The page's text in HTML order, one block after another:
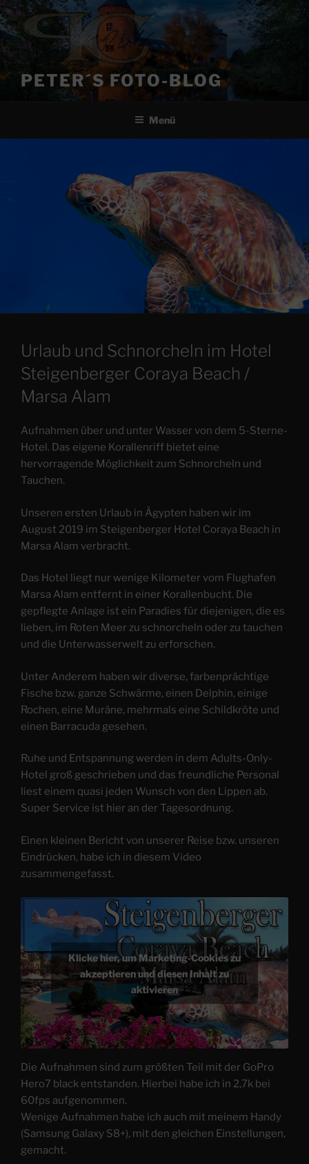
Zum
Inhalt
springen
PETER´S FOTO-BLOG
Menü
Urlaub und Schnorcheln im Hotel
Steigenberger Coraya Beach /
Marsa Alam
Aufnahmen über und unter Wasser von dem 5-Sterne-
Hotel. Das eigene Korallenriff bietet eine
hervorragende Möglichkeit zum Schnorcheln und
Tauchen.
Unseren ersten Urlaub in Ägypten haben wir im
August 2019 im Steigenberger Hotel Coraya Beach in
Marsa Alam verbracht.
Das Hotel liegt nur wenige Kilometer vom Flughafen
Marsa Alam entfernt in einer Korallenbucht. Die
gepflegte Anlage ist ein Paradies für diejenigen, die es
lieben, im Roten Meer zu schnorcheln oder zu tauchen
und die Unterwasserwelt zu erforschen.
Unter Anderem haben wir diverse, farbenprächtige
Fische bzw. ganze Schwärme, einen Delphin, einige
Rochen, eine Muräne, mehrmals eine Schildkröte und
einen Barracuda gesehen.
Ruhe und Entspannung werden in dem Adults-Only-
Hotel groß geschrieben und das freundliche Personal
liest einem quasi jeden Wunsch von den Lippen ab.
Super Service ist hier an der Tagesordnung.
Einen kleinen Bericht von unserer Reise bzw. unseren
Eindrücken, habe ich in diesem Video
zusammengefasst.
Klicke hier, um Marketing-Cookies zu
akzeptieren und diesen Inhalt zu
aktivieren
Die Aufnahmen sind zum größten Teil mit der GoPro
Hero7 black entstanden. Hierbei habe ich in 2,7k bei
60fps aufgenommen.
Wenige Aufnahmen habe ich auch mit meinem Handy
(Samsung Galaxy S8+), mit den gleichen Einstellungen,
gemacht.